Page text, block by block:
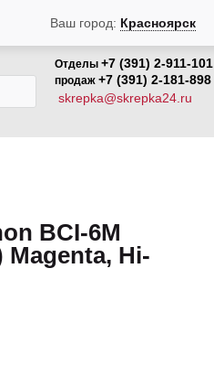
Ваш город: Красноярск
Отделы +7 (391) 2-911-101
продаж +7 (391) 2-181-898
skrepka@skrepka24.ru
BCI-6M
Magenta, Hi-